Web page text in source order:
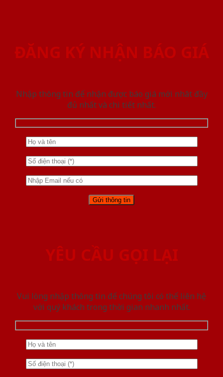
ĐĂNG KÝ NHẬN BÁO GIÁ
Nhập thông tin để nhận được báo giá mới nhât đầy
đủ nhất và chi tiết nhất.
YÊU CẦU GỌI LẠI
Vui lòng nhập thông tin để chúng tôi có thể liên hệ
với quý khách trong thời gian nhanh nhất.